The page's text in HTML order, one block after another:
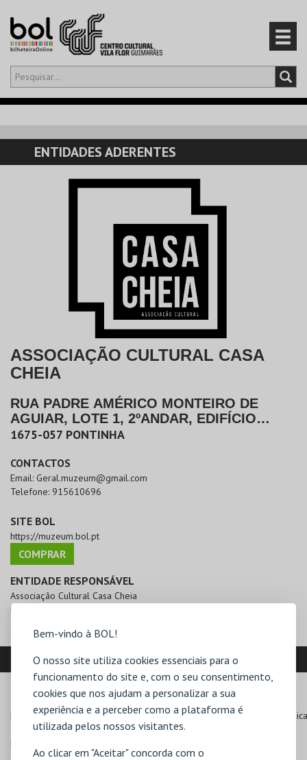
Bem-vindo à BOL!
O nosso site utiliza cookies essenciais para o
funcionamento do site e, com o seu consentimento,
cookies que nos ajudam a personalizar a sua
experiência e a perceber como a plataforma é
utilizada pelos nossos visitantes.
Ao clicar em "Aceitar" concorda com o
Olá,iniciar sessão
CARRINHO
EVENTOS
ENTIDADES ADERENTES
ASSOCIAÇÃO CULTURAL CASA
CHEIA
RUA PADRE AMÉRICO MONTEIRO DE
AGUIAR, LOTE 1, 2ºANDAR, EDIFÍCIO
MUNDICANAL |ODIVELAS
1675-057 PONTINHA
CONTACTOS
Email: Geral.muzeum@gmail.com
Telefone: 915610696
SITE BOL
https://muzeum.bol.pt
COMPRAR
ENTIDADE RESPONSÁVEL
Associação Cultural Casa Cheia
NIF:
LOCALIZAÇÃO
MORADA
Rua Padre Américo Monteiro de Aguiar, Lote 1, 2ºandar, edifício
1675-057 Pontinha
Direcções para Ass. Cultural Casa Cheia